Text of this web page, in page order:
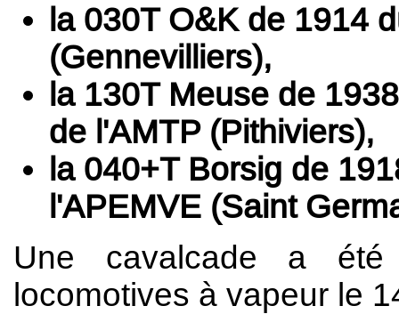
la 030T O&K de 1914
(Gennevilliers),
la 130T Meuse de
de l'AMTP (Pithiviers),
la 040+T Borsig de
l'APEMVE (Saint
Une cavalcade a
locomotives à vapeur le